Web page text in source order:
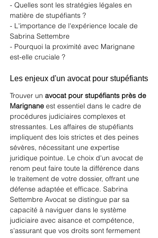
- Quelles sont les stratégies légales en
matière de stupéfiants ?
- L'importance de l'expérience locale de
Sabrina Settembre
- Pourquoi la proximité avec Marignane
est-elle cruciale ?
Les enjeux d'un avocat pour stupéfiants
Trouver un avocat pour stupéfiants près de
Marignane est essentiel dans le cadre de
procédures judiciaires complexes et
stressantes. Les affaires de stupéfiants
impliquent des lois strictes et des peines
sévères, nécessitant une expertise
juridique pointue. Le choix d'un avocat de
renom peut faire toute la différence dans
le traitement de votre dossier, offrant une
défense adaptée et efficace. Sabrina
Settembre Avocat se distingue par sa
capacité à naviguer dans le système
judiciaire avec aisance et compétence,
s'assurant que vos droits sont fermement